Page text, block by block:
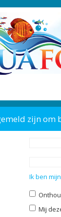
zijn
Ik ben
Mij